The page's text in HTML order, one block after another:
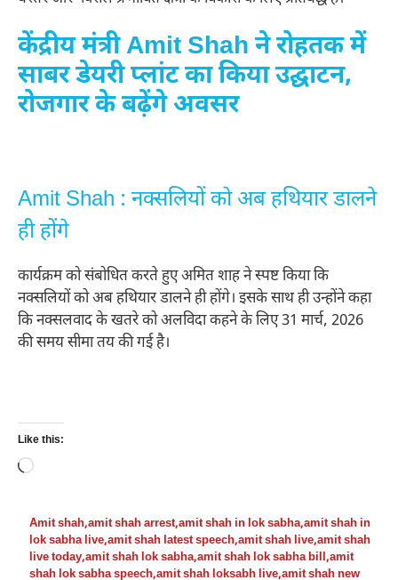
केंद्रीय मंत्री Amit Shah ने रोहतक में
साबर डेयरी प्लांट का किया उद्घाटन,
रोजगार के बढ़ेंगे अवसर
Amit Shah : नक्सलियों को अब हथियार डालने
ही होंगे
कार्यक्रम को संबोधित करते हुए अमित शाह ने स्पष्ट किया कि
नक्सलियों को अब हथियार डालने ही होंगे। इसके साथ ही उन्होंने कहा
कि नक्सलवाद के खतरे को अलविदा कहने के लिए 31 मार्च, 2026
की समय सीमा तय की गई है।
Like this:
Loading…
Amit shah,amit shah arrest,amit shah in lok sabha,amit shah in
lok sabha live,amit shah latest speech,amit shah live,amit shah
live today,amit shah lok sabha,amit shah lok sabha bill,amit
shah lok sabha speech,amit shah loksabh live,amit shah new